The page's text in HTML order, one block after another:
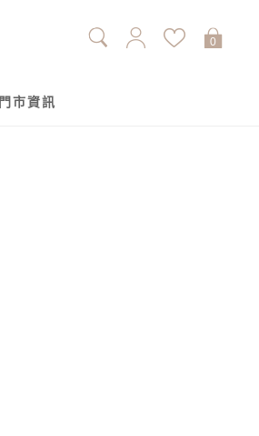
門市資訊
0